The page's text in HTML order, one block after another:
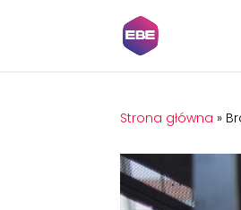
Strona główna »